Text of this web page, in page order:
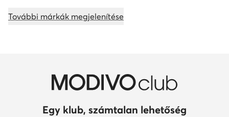
További márkák megjelenítése
Egy klub, számtalan lehetőség